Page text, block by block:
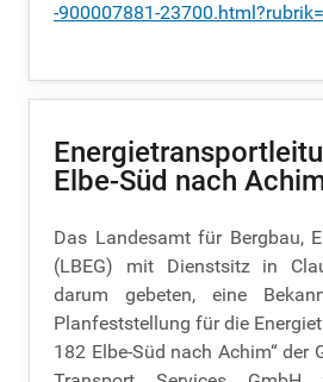
-900007881-
Elbe-Süd nach
Das Landesamt für Bergbau,
(LBEG) mit Dienstsitz in
darum gebeten, eine
Planfeststellung für die
182 Elbe-Süd nach Achim“ der